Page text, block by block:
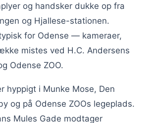
og handsker dukke op fra
og Hjallese-stationen.
for Odense — kameraer,
mistes ved H.C. Andersens
Odense ZOO.
hyppigt i Munke Mose, Den
og på Odense ZOOs legeplads.
Mules Gade modtager